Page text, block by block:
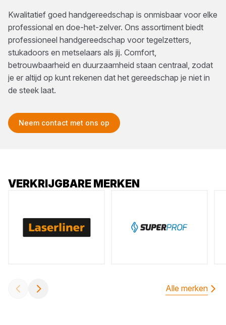
Kwalitatief goed handgereedschap is onmisbaar voor elke
professional en doe-het-zelver. Ons assortiment biedt
professioneel handgereedschap voor tegelzetters,
stukadoors en metselaars als jij. Comfort,
betrouwbaarheid en duurzaamheid staan centraal, zodat
je er altijd op kunt rekenen dat het gereedschap je niet in
de steek laat.
Neem contact met ons op
VERKRIJGBARE MERKEN
Alle merken